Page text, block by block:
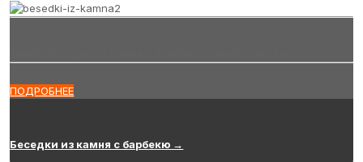
ПОДРОБНЕЕ
Беседки из камня с барбекю →